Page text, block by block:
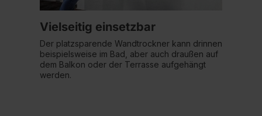
Vielseitig einsetzbar
Der platzsparende Wandtrockner kann drinnen
beispielsweise im Bad, aber auch draußen auf
dem Balkon oder der Terrasse aufgehängt
werden.